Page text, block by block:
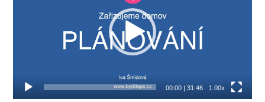
00:00| 31:46 1.00x